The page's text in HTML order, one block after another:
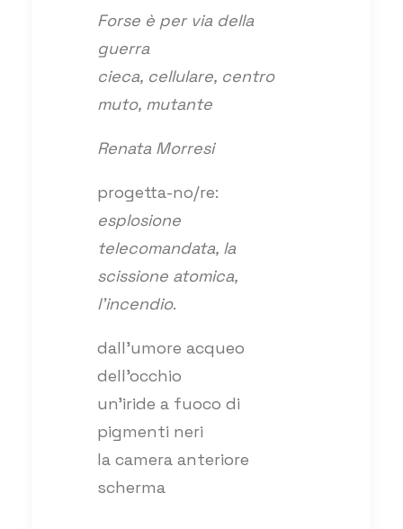
Forse è per via della
guerra
cieca, cellulare, centro
muto, mutante
Renata Morresi
progetta-no/re:
esplosione
telecomandata, la
scissione atomica,
l’incendio.
dall’umore acqueo
dell’occhio
un’iride a fuoco di
pigmenti neri
la camera anteriore
scherma